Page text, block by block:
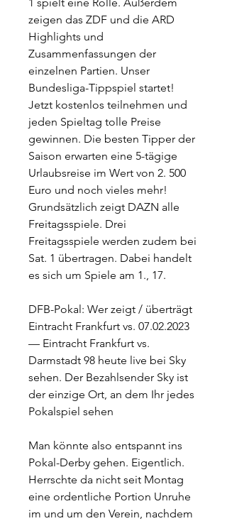
zeigen das ZDF und die ARD
Highlights und
Zusammenfassungen der
einzelnen Partien. Unser
Bundesliga-Tippspiel startet!
Jetzt kostenlos teilnehmen und
jeden Spieltag tolle Preise
gewinnen. Die besten Tipper der
Saison erwarten eine 5-tägige
Urlaubsreise im Wert von 2. 500
Euro und noch vieles mehr!
Grundsätzlich zeigt DAZN alle
Freitagsspiele. Drei
Freitagsspiele werden zudem bei
Sat. 1 übertragen. Dabei handelt
es sich um Spiele am 1., 17.
DFB-Pokal: Wer zeigt / überträgt
Eintracht Frankfurt vs. 07.02.2023
— Eintracht Frankfurt vs.
Darmstadt 98 heute live bei Sky
sehen. Der Bezahlsender Sky ist
der einzige Ort, an dem Ihr jedes
Pokalspiel sehen
Man könnte also entspannt ins
Pokal-Derby gehen. Eigentlich.
Herrschte da nicht seit Montag
eine ordentliche Portion Unruhe
im und um den Verein, nachdem